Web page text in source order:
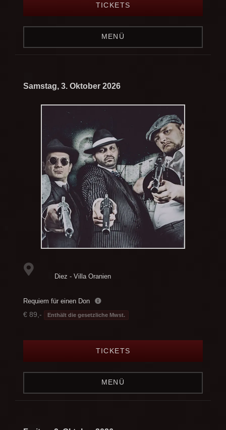
TICKETS
MENÜ
Samstag, 3. Oktober 2026
Diez - Villa Oranien
Requiem für einen Don
€ 89,- Enthält die gesetzliche Mwst.
TICKETS
MENÜ